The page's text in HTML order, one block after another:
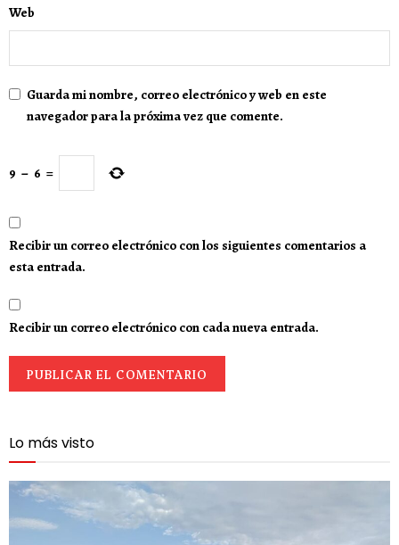
Web
Guarda mi nombre, correo electrónico y web en este
navegador para la próxima vez que comente.
9 − 6 =
Recibir un correo electrónico con los siguientes comentarios a
esta entrada.
Recibir un correo electrónico con cada nueva entrada.
Lo más visto